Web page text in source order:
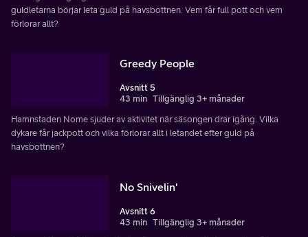
guldletarna börjar leta guld på havsbottnen. Vem får full pott och vem
förlorar allt?
Greedy People
Avsnitt 5
43 min Tillgänglig 3+ månader
Hamnstaden Nome sjuder av aktivitet när säsongen drar igång. Vilka
dykare får jackpott och vilka förlorar allt i letandet efter guld på
havsbottnen?
No Snivelin'
Avsnitt 6
43 min Tillgänglig 3+ månader